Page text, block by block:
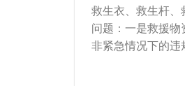
救生衣、救生杆、
问题：一是救援
非紧急情况下的违